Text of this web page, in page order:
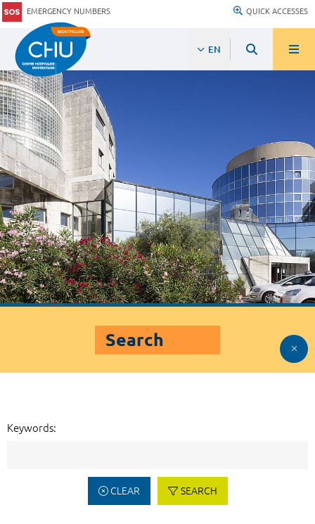
EMERGENCY NUMBERS QUICK ACCESSES
EN
Search
Keywords:
CLEAR SEARCH